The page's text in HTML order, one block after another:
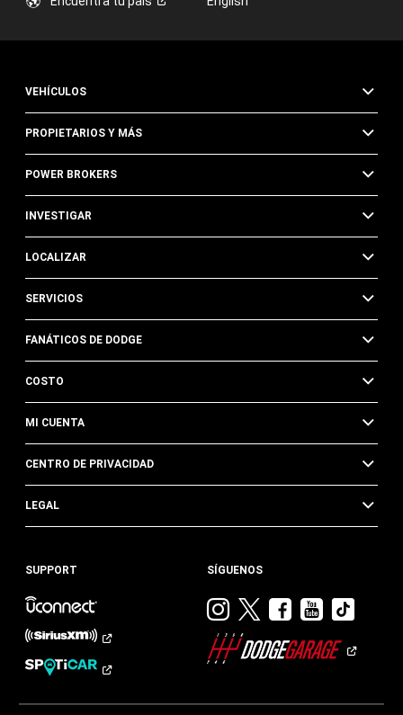
VEHÍCULOS
PROPIETARIOS Y MÁS
POWER BROKERS
INVESTIGAR
LOCALIZAR
SERVICIOS
FANÁTICOS DE DODGE
COSTO
MI CUENTA
CENTRO DE PRIVACIDAD
LEGAL
SUPPORT SÍGUENOS
Visitar
Dodge
en
Visitar
en
Visitar
en
Visitar
en en